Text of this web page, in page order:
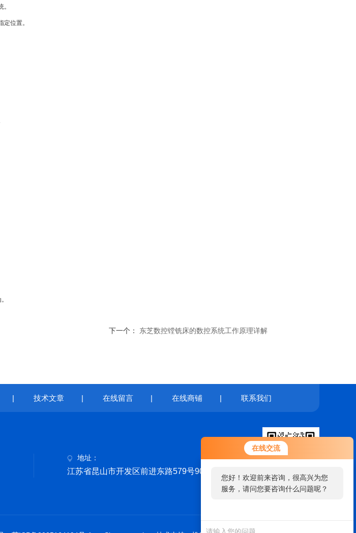
在线交流
您好！欢迎前来咨询，很高兴为您
服务，请问您要咨询什么问题呢？
。
定位置。
下一个： 东芝数控镗铣床的数控系统工作原理详解
| 技术文章 | 在线留言 | 在线商铺 | 联系我们
地址：
江苏省昆山市开发区前进东路579号906室